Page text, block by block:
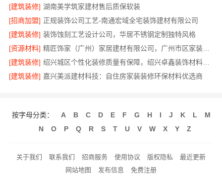
[建筑装修] 湖南美学筑家建材售后质保软装
[招商加盟] 正规装饰公司工艺-南通宏域全宅装饰建材有限公司
[建筑装修] 装饰蚀刻工艺设计公司，华居不锈钢定制独特风格
[资源材料]
精匠饰家（广州）家居建材有限公司，广州市区家装装修多少钱新房
[建筑装修]
绍兴城区个性化装修质量有保障，绍兴卓鑫装饰材料有限公司
[建筑装修] 嘉兴美派建材科技：自住房家装装修环保材料优选商
按字母分类： A B C D E F G H I J K L
M
N
O P Q R S T U V W X Y Z
关于我们 联系我们 招商服务 使用协议 版权隐私
最近更新
网站地图
发布信息 免费注册